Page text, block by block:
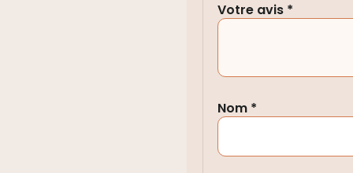
Votre avis *
Nom *